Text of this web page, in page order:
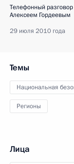
Телефонный
Алексеем Гордеевым
29 июля 2010 года
Темы
Национальная
Регионы
Лица